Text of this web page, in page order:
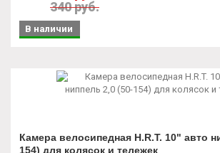
340 руб.
В наличии
Камера велосипедная H.R.T. 10" авто
154) для колясок и тележек